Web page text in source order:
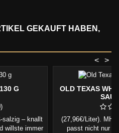
GEKAUFT HABEN,
>
<
G
salzig – knallt
willste immer
OLD TEXAS
(27,96€/Liter).
passt nicht nur